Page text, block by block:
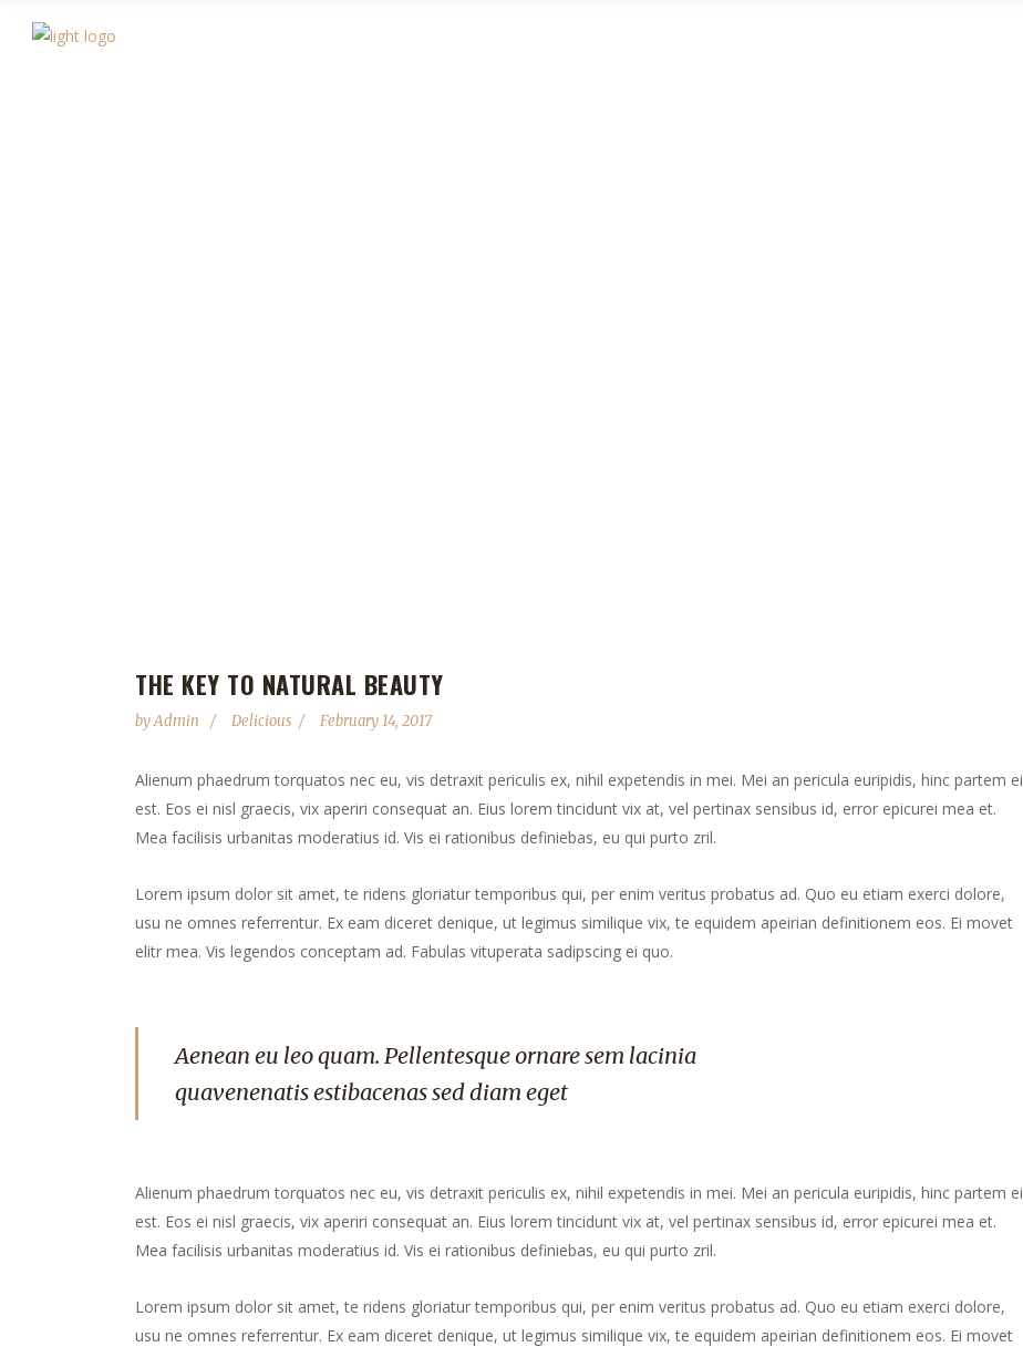
THE KEY TO NATURAL BEAUTY
byAdmin Delicious February 14, 2017
Alienum phaedrum torquatos nec eu, vis detraxit periculis ex, nihil expetendis in mei. Mei an pericula euripidis, hinc partem ei
est. Eos ei nisl graecis, vix aperiri consequat an. Eius lorem tincidunt vix at, vel pertinax sensibus id, error epicurei mea et.
Mea facilisis urbanitas moderatius id. Vis ei rationibus definiebas, eu qui purto zril.
Lorem ipsum dolor sit amet, te ridens gloriatur temporibus qui, per enim veritus probatus ad. Quo eu etiam exerci dolore,
usu ne omnes referrentur. Ex eam diceret denique, ut legimus similique vix, te equidem apeirian definitionem eos. Ei movet
elitr mea. Vis legendos conceptam ad. Fabulas vituperata sadipscing ei quo.
Aenean eu leo quam. Pellentesque ornare sem lacinia
quavenenatis estibacenas sed diam eget
Alienum phaedrum torquatos nec eu, vis detraxit periculis ex, nihil expetendis in mei. Mei an pericula euripidis, hinc partem ei
est. Eos ei nisl graecis, vix aperiri consequat an. Eius lorem tincidunt vix at, vel pertinax sensibus id, error epicurei mea et.
Mea facilisis urbanitas moderatius id. Vis ei rationibus definiebas, eu qui purto zril.
Lorem ipsum dolor sit amet, te ridens gloriatur temporibus qui, per enim veritus probatus ad. Quo eu etiam exerci dolore,
usu ne omnes referrentur. Ex eam diceret denique, ut legimus similique vix, te equidem apeirian definitionem eos. Ei movet